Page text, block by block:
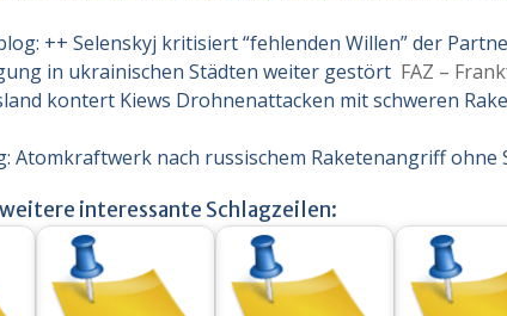
++ Selenskyj kritisiert “fehlenden Willen” der
in ukrainischen Städten weiter gestört FAZ –
kontert Kiews Drohnenattacken mit schweren
Atomkraftwerk nach russischem Raketenangriff ohne
interessante Schlagzeilen: